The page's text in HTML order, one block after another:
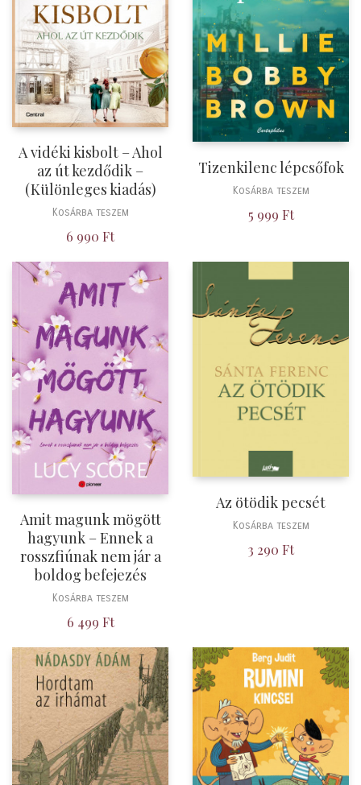
A vidéki kisbolt – Ahol
az út kezdődik –
(Különleges kiadás)
Kosárba teszem
6 990 Ft
Tizenkilenc lépcsőfok
Kosárba teszem
5 999 Ft
Amit magunk mögött
hagyunk – Ennek a
rosszfiúnak nem jár a
boldog befejezés
Kosárba teszem
6 499 Ft
Az ötödik pecsét
Kosárba teszem
3 290 Ft